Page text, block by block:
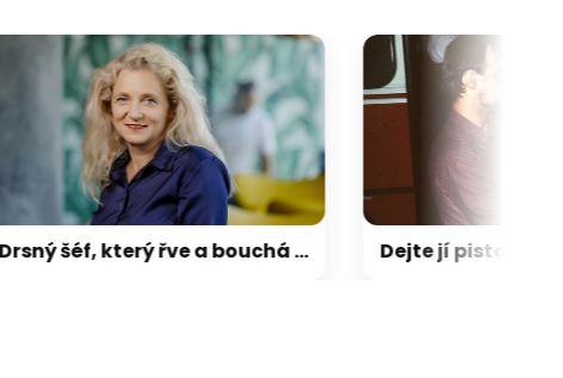
Drsný šéf, který řve a bouchá pěstí? Na to už není nikdo zvědavý, říká headhunterka